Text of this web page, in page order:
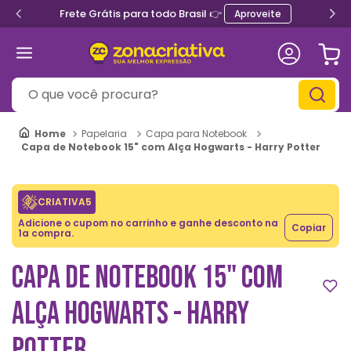
Frete Grátis para todo Brasil 👉 Aproveite
O que você procura?
Papelaria
Capa para Notebook
Capa de Notebook 15" com Alça Hogwarts - Harry Potter
CRIATIVA5
Adicione o cupom no carrinho e ganhe desconto na
1a compra. Copiar
CAPA DE NOTEBOOK 15" COM
ALÇA HOGWARTS - HARRY